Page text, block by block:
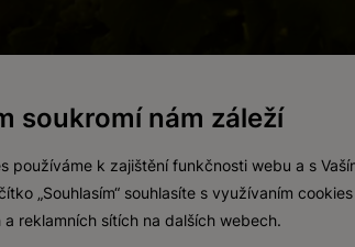
Zákaz
soukromí nám záleží
používáme k zajištění funkčnosti webu a s
„Souhlasím“ souhlasíte s využívaním
a reklamních sítích na dalších webech.